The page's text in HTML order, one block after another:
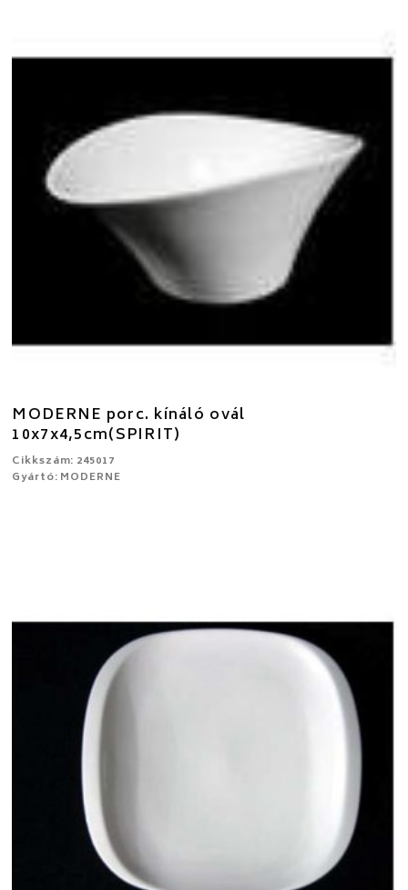
MODERNE porc. kínáló ovál
10x7x4,5cm(SPIRIT)
Cikkszám: 245017
Gyártó: MODERNE